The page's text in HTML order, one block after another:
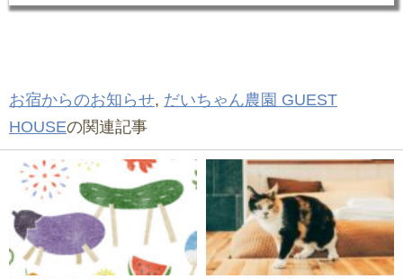
お宿からのお知らせ, だいちゃん農園 GUEST
HOUSEの関連記事